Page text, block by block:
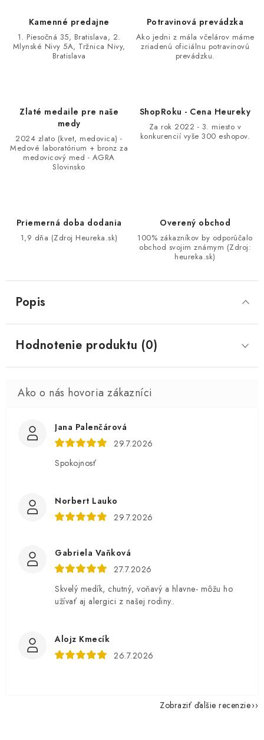
Kamenné predajne
1. Piesočná 35, Bratislava, 2.
Mlynské Nivy 5A, Tržnica Nivy,
Bratislava
Potravinová prevádzka
Ako jedni z mála včelárov máme
zriadenú oficiálnu potravinovú
prevádzku.
Zlaté medaile pre naše
medy
2024 zlato (kvet, medovica) -
Medové laboratórium + bronz za
medovicový med - AGRA
Slovinsko
ShopRoku - Cena Heureky
Za rok 2022 - 3. miesto v
konkurencií vyše 300 eshopov.
Priemerná doba dodania
1,9 dňa (Zdroj Heureka.sk)
Overený obchod
100% zákazníkov by odporúčalo
obchod svojim známym (Zdroj:
heureka.sk)
Popis
Hodnotenie produktu (0)
Jana Palenčárová
29.7.2026
Spokojnosť
Norbert Lauko
29.7.2026
Gabriela Vaňková
27.7.2026
Skvelý medík, chutný, voňavý a hlavne- môžu ho
užívať aj alergici z našej rodiny..
Alojz Kmecík
26.7.2026
Zobraziť ďalšie recenzie